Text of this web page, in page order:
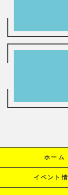
ホーム
イベント